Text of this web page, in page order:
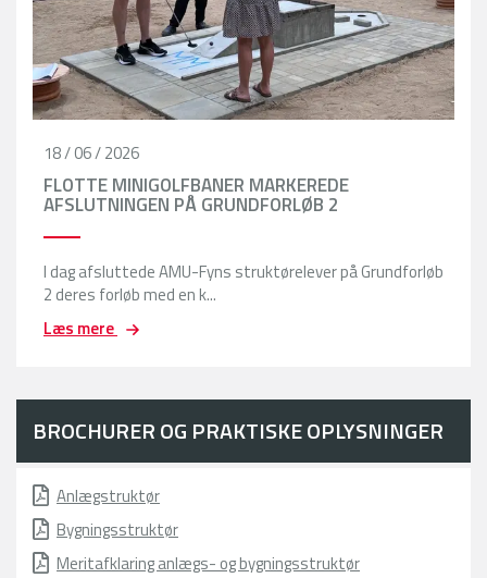
18 / 06 / 2026
FLOTTE MINIGOLFBANER MARKEREDE
AFSLUTNINGEN PÅ GRUNDFORLØB 2
I dag afsluttede AMU-Fyns struktørelever på Grundforløb
2 deres forløb med en k...
Læs mere
BROCHURER OG PRAKTISKE OPLYSNINGER
Anlægstruktør
Bygningsstruktør
Meritafklaring anlægs- og bygningsstruktør